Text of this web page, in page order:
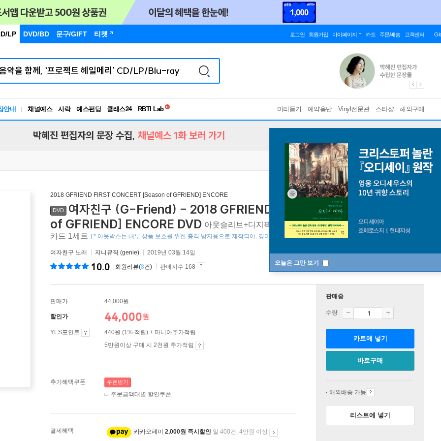
LP DVD/BD 문구/GIFT 티켓 로그인 회원가입 마이페이지 카트 주문/배송 고객센터
안내 채널예스 사락 예스펀딩 클래스24
독서유형검사
미리듣기 예약음반 Vinyl전문관 스타샵 해외구매
오늘은 그만 보기
박혜진 편집자의 문장 수집, 채널예스 1화 보러 가기
2018 GFRIEND FIRST CONCERT [Season of GFRIEND] ENCORE
DVD
여자친구 (G-Friend) - 2018 GFRIEND FIRST CONCERT [Season
of GFRIEND] ENCORE DVD 아웃슬리브+디지팩+2Disc+포토북+랜덤 미니포스터 1종+포토
카드 1세트
[ * 아웃박스는 내부 상품 보호를 위한 충격 방지용으로 제작되어, 경미한 스크래치 및 변색 등 발생가능 ]
여자친구 노래 지니뮤직 (genie) 2019년 03월 14일
10.0 회원리뷰(8건) 판매지수 168
판매가 44,000원
할인가 44,000원
YES포인트
440원 (1% 적립) + 마니아추가적립
5만원이상 구매 시 2천원 추가적립
추가혜택쿠폰 쿠폰받기
주문금액대별 할인쿠폰
결제혜택 카카오페이 2,000원 즉시할인 일 400건, 4만원 이상
판매중
수량
카트에 넣기
바로구매
해외배송 가능
리스트에 넣기